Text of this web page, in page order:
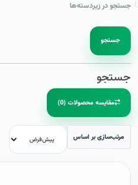
جستجو در زیردسته‌ها
جستجو
جستجو
مقایسه محصولات (0)
مرتب‌سازی بر اساس